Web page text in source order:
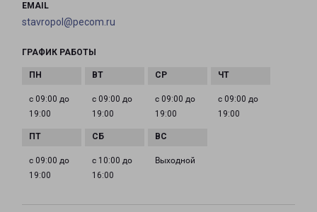
EMAIL
stavropol@pecom.ru
ГРАФИК РАБОТЫ
с 09:00 до
19:00
с 09:00 до
19:00
с 09:00 до
19:00
с 09:00 до
19:00
с 09:00 до
19:00
с 10:00 до
16:00
Выходной